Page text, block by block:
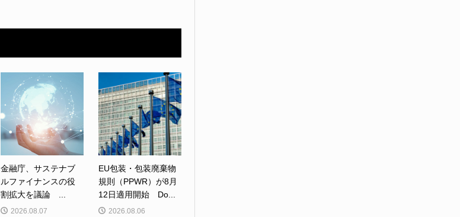
金融庁、サステナブ
ルファイナンスの役
割拡大を議論 ...
2026.08.07
EU包装・包装廃棄物
規則（PPWR）が8月
12日適用開始 Do...
2026.08.06